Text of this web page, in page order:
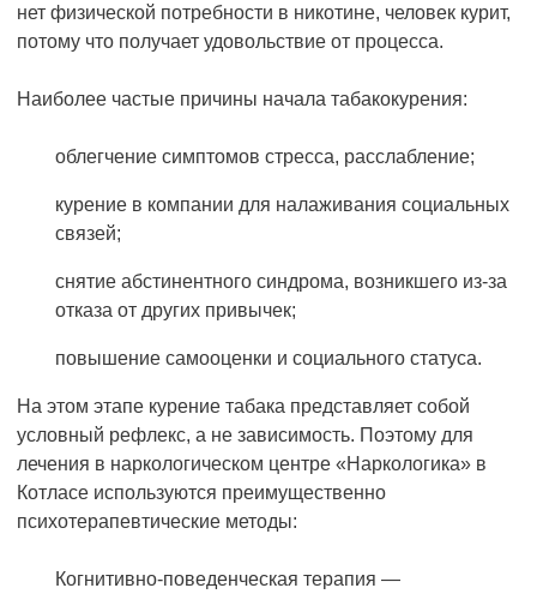
нет физической потребности в никотине, человек курит,
потому что получает удовольствие от процесса.
Наиболее частые причины начала табакокурения:
облегчение симптомов стресса, расслабление;
курение в компании для налаживания социальных
связей;
снятие абстинентного синдрома, возникшего из-за
отказа от других привычек;
повышение самооценки и социального статуса.
На этом этапе курение табака представляет собой
условный рефлекс, а не зависимость. Поэтому для
лечения в наркологическом центре «Наркологика» в
Котласе используются преимущественно
психотерапевтические методы:
Когнитивно-поведенческая терапия —